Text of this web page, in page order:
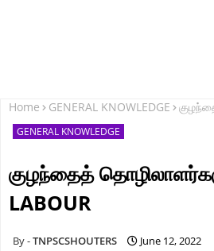
Home GENERAL KNOWLEDGE
GENERAL KNOWLEDGE
குழந்தைத்
LABOUR
TNPSCSHOUTERS June 12, 2022